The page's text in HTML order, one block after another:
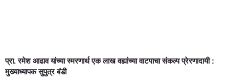
प्रा. रमेश आढाव यांच्या स्मरणार्थ एक लाख वह्यांच्या वाटपाचा संकल्प प्रेरणादायी :
मुख्याध्यापक सुपुत्र बंडी